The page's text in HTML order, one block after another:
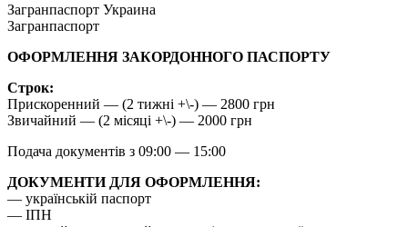
Загранпаспорт Украина
Загранпаспорт
ОФОРМЛЕННЯ ЗАКОРДОННОГО ПАСПОРТУ
Строк:
Прискоренний — (2 тижні +\-) — 2800 грн
Звичайний — (2 місяці +\-) — 2000 грн
Подача документів з 09:00 — 15:00
ДОКУМЕНТИ ДЛЯ ОФОРМЛЕННЯ:
— українській паспорт
— ІПН